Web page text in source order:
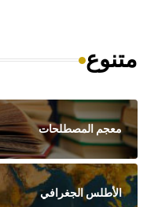
متنوع
معجم المصطلحات
الأطلس الجغرافي